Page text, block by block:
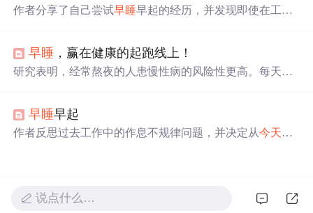
作者分享了自己尝试早睡早起的经历，并发现即使在工作
早睡 ，赢在健康的起跑线上！
研究表明，经常熬夜的人患慢性病的风险性更高。每天充
早睡还可以帮助人体分泌大量褪黑素，促进快速进入睡眠
状态。
早睡早起
作者反思过去工作中的作息不规律问题，并决定从今天开
说点什么…